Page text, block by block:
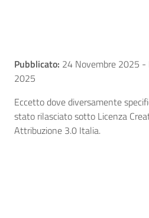
Pubblicato: 24 Novembre 2025 -
2025
Eccetto dove diversamente
stato rilasciato sotto Licenza
Attribuzione 3.0 Italia.